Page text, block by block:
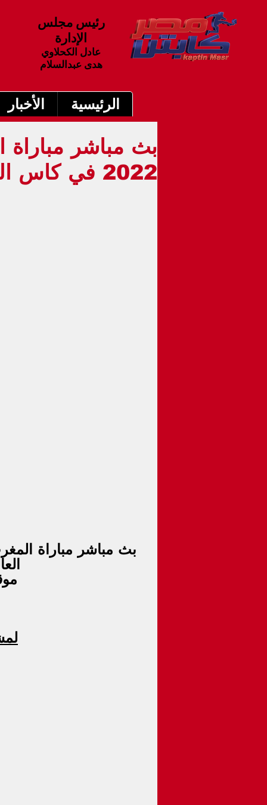
رئيس مجلس
الإدارة
عادل الكحلاوي
هدى عبدالسلام
الرئيسية الأخبار
2022 في كاس العالم قطر22 التوقيت5م